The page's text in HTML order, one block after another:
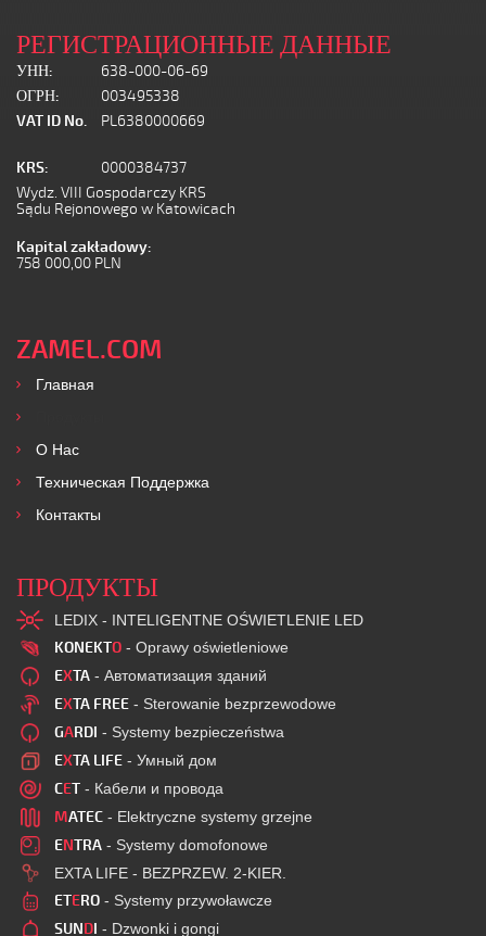
РЕГИСТРАЦИОННЫЕ ДАННЫЕ
УНН:
638-000-06-69
ОГРН:
003495338
VAT ID No.
PL6380000669
KRS:
0000384737
Wydz. VIII Gospodarczy KRS
Sądu Rejonowego w Katowicach
Kapital zakładowy:
758 000,00 PLN
ZAMEL.COM
Главная
O Нас
Техническая Поддержка
Контакты
ПРОДУКТЫ
LEDIX - INTELIGENTNE OŚWIETLENIE LED
KONEKTO - Oprawy oświetleniowe
EXTA - Автоматизация зданий
EXTA FREE - Sterowanie bezprzewodowe
GARDI - Systemy bezpieczeństwa
EXTA LIFE - Умный дом
CET - Кабели и провода
MATEC - Elektryczne systemy grzejne
ENTRA - Systemy domofonowe
EXTA LIFE - BEZPRZEW. 2-KIER.
ETERO - Systemy przywoławcze
SUNDI - Dzwonki i gongi